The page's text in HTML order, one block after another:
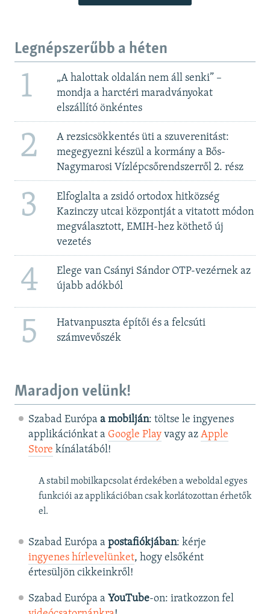
Legnépszerűbb a héten
1
„A halottak oldalán nem áll senki” –
mondja a harctéri maradványokat
elszállító önkéntes
2
A rezsicsökkentés üti a szuverenitást:
megegyezni készül a kormány a Bős-
Nagymarosi Vízlépcsőrendszerről 2. rész
3
Elfoglalta a zsidó ortodox hitközség
Kazinczy utcai központját a vitatott módon
megválasztott, EMIH-hez köthető új
vezetés
4
Elege van Csányi Sándor OTP-vezérnek az
újabb adókból
5
Hatvanpuszta építői és a felcsúti
számvevőszék
Maradjon velünk!
Szabad Európa a mobilján: töltse le ingyenes
applikációnkat a Google Playvagy az Apple
Store kínálatából!
A stabil mobilkapcsolat érdekében a weboldal egyes
funkciói az applikációban csak korlátozottan érhetők
el.
Szabad Európa a postafiókjában: kérje
ingyenes hírlevelünket, hogy elsőként
értesüljön cikkeinkről!
Szabad Európa a YouTube-on: iratkozzon fel